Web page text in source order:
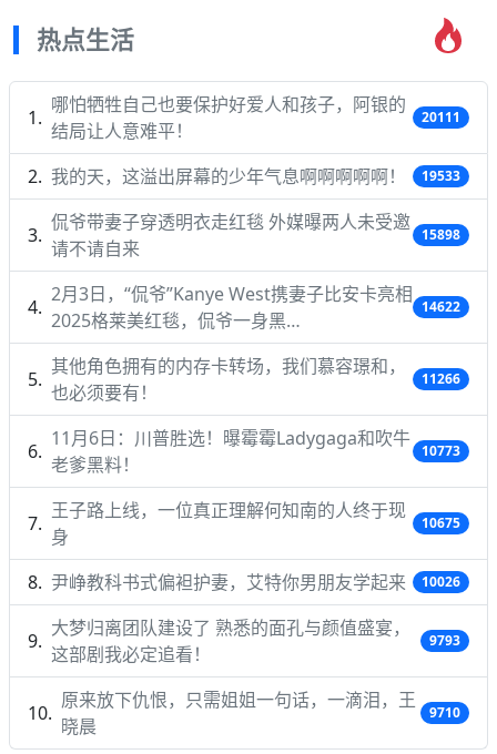
热点生活
哪怕牺牲自己也要保护好爱人和孩子，阿银的
结局让人意难平！
20111
我的天，这溢出屏幕的少年气息啊啊啊啊啊！ 19533
侃爷带妻子穿透明衣走红毯 外媒曝两人未受邀
请不请自来
15898
2月3日，“侃爷”Kanye West携妻子比安卡亮相
2025格莱美红毯，侃爷一身黑…
14622
其他角色拥有的内存卡转场，我们慕容璟和，
也必须要有！
11266
11月6日：川普胜选！曝霉霉Ladygaga和吹牛
老爹黑料！
10773
王子路上线，一位真正理解何知南的人终于现
身
10675
尹峥教科书式偏袒护妻，艾特你男朋友学起来 10026
大梦归离团队建设了 熟悉的面孔与颜值盛宴，
这部剧我必定追看！
9793
原来放下仇恨，只需姐姐一句话，一滴泪，王
晓晨
9710